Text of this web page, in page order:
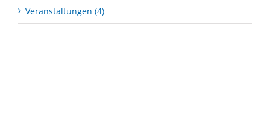
Veranstaltungen (4)